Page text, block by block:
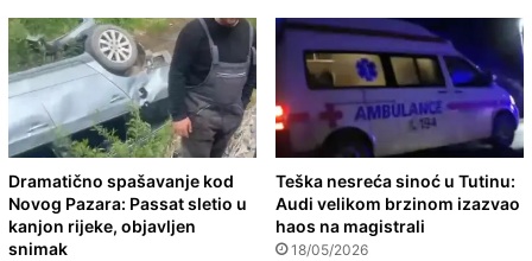
Dramatično spašavanje kod
Novog Pazara: Passat sletio u
kanjon rijeke, objavljen
snimak
Teška nesreća sinoć u Tutinu:
Audi velikom brzinom izazvao
haos na magistrali
18/05/2026